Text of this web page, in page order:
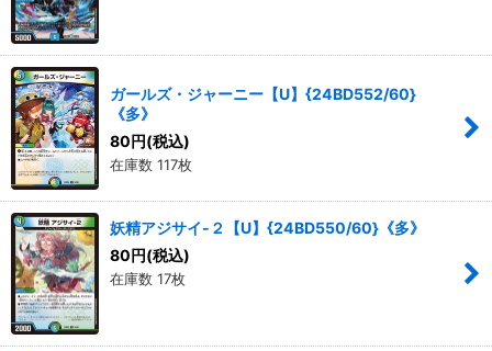
ガールズ・ジャーニー【U】{24BD552/60}
《多》
80円(税込)
在庫数 117枚
妖精アジサイ-２【U】{24BD550/60}《多》
80円(税込)
在庫数 17枚